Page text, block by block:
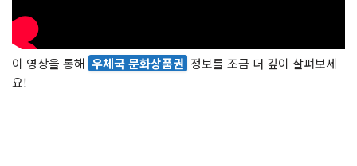
이 영상을 통해 우체국 문화상품권 정보를 조금 더 깊이 살펴보세
요!